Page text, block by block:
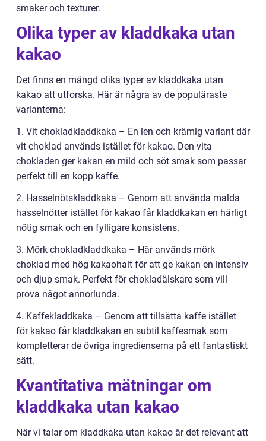
smaker och texturer.
Olika typer av kladdkaka utan
kakao
Det finns en mängd olika typer av kladdkaka utan
kakao att utforska. Här är några av de populäraste
varianterna:
1. Vit chokladkladdkaka – En len och krämig variant där
vit choklad används istället för kakao. Den vita
chokladen ger kakan en mild och söt smak som passar
perfekt till en kopp kaffe.
2. Hasselnötskladdkaka – Genom att använda malda
hasselnötter istället för kakao får kladdkakan en härligt
nötig smak och en fylligare konsistens.
3. Mörk chokladkladdkaka – Här används mörk
choklad med hög kakaohalt för att ge kakan en intensiv
och djup smak. Perfekt för chokladälskare som vill
prova något annorlunda.
4. Kaffekladdkaka – Genom att tillsätta kaffe istället
för kakao får kladdkakan en subtil kaffesmak som
kompletterar de övriga ingredienserna på ett fantastiskt
sätt.
Kvantitativa mätningar om
kladdkaka utan kakao
När vi talar om kladdkaka utan kakao är det relevant att